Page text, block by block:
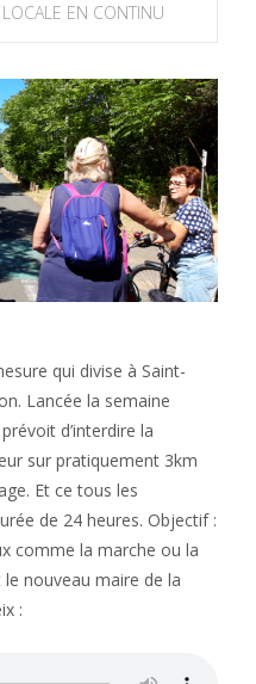
EN CONTINU
qui divise à Saint-
Lancée la semaine
d’interdire la
sur pratiquement 3km
Et ce tous les
de 24 heures. Objectif :
comme la marche ou la
le nouveau maire de la
: